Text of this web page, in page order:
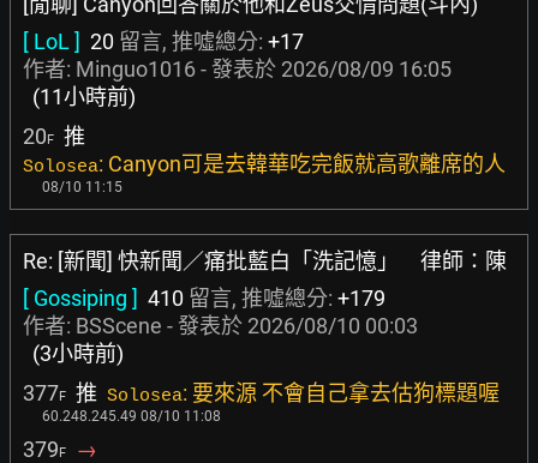
[ LoL ] 20 留言, 推噓總分: +17
作者: Minguo1016- 發表於 2026/08/09 16:05
(11小時前)
20F 推
Solosea: Canyon可是去韓華吃完飯就高歌離席的人
08/10 11:15
Re: [新聞] 快新聞／痛批藍白「洗記憶」 律師：陳
[ Gossiping ] 410 留言, 推噓總分: +179
作者: BSScene - 發表於 2026/08/10 00:03
(3小時前)
377F 推 Solosea: 要來源 不會自己拿去估狗標題喔
60.248.245.49 08/10 11:08
379F →